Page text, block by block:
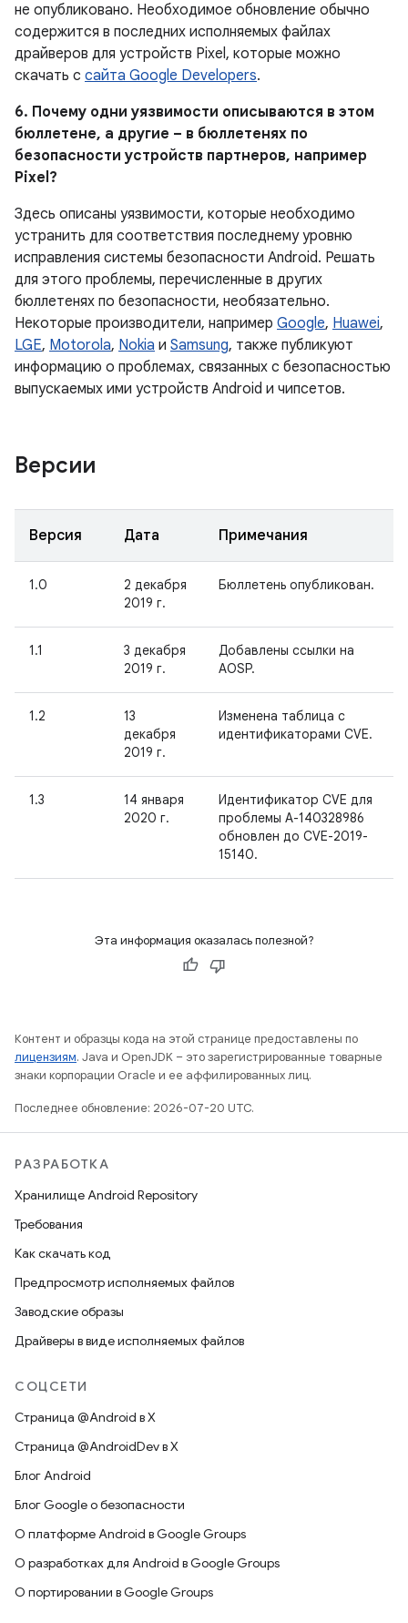
не опубликовано. Необходимое обновление обычно
содержится в последних исполняемых файлах
драйверов для устройств Pixel, которые можно
скачать с сайта Google Developers.
6. Почему одни уязвимости описываются в этом
бюллетене, а другие – в бюллетенях по
безопасности устройств партнеров, например
Pixel?
Здесь описаны уязвимости, которые необходимо
устранить для соответствия последнему уровню
исправления системы безопасности Android. Решать
для этого проблемы, перечисленные в других
бюллетенях по безопасности, необязательно.
Некоторые производители, например Google, Huawei,
LGE, Motorola, Nokia и Samsung, также публикуют
информацию о проблемах, связанных с безопасностью
выпускаемых ими устройств Android и чипсетов.
Версии
Версия Дата Примечания
1.0
2 декабря
2019 г.
Бюллетень опубликован.
1.1
3 декабря
2019 г.
Добавлены ссылки на
AOSP.
1.2
13
декабря
2019 г.
Изменена таблица с
идентификаторами CVE.
1.3
14 января
2020 г.
Идентификатор CVE для
проблемы A-140328986
обновлен до CVE-2019-
15140.
Эта информация оказалась полезной?
Контент и образцы кода на этой странице предоставлены по
лицензиям. Java и OpenJDK – это зарегистрированные товарные
знаки корпорации Oracle и ее аффилированных лиц.
Последнее обновление: 2026-07-20 UTC.
РАЗРАБОТКА
Хранилище Android Repository
Требования
Как скачать код
Предпросмотр исполняемых файлов
Заводские образы
Драйверы в виде исполняемых файлов
СОЦСЕТИ
Страница @Android в X
Страница @AndroidDev в X
Блог Android
Блог Google о безопасности
О платформе Android в Google Groups
О разработках для Android в Google Groups
О портировании в Google Groups